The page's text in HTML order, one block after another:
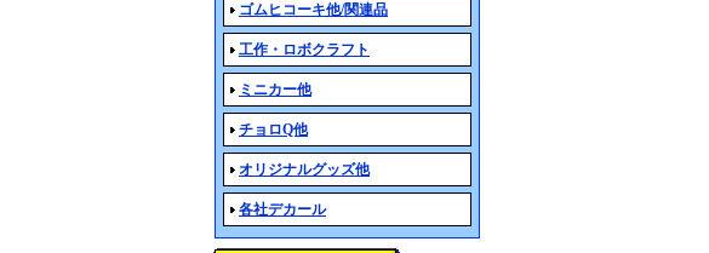
ゴムヒコーキ他/関連品
工作・ロボクラフト
ミニカー他
チョロQ他
オリジナルグッズ他
各社デカール